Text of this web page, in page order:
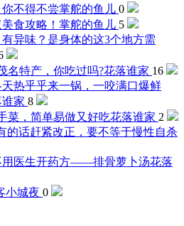
不得不尝掌舵的鱼儿 0
食攻略！ 掌舵的鱼儿 5
异味？是身体的这3个地方需
名特产，你吃过吗?花落谁家 16
热乎乎来一锅，一咬满口爆鲜
家 8
菜，简单易做又好吃花落谁家 2
的话赶紧改正，要不等于慢性自杀
用医生开药方——排骨萝卜汤花落
小城夜 0